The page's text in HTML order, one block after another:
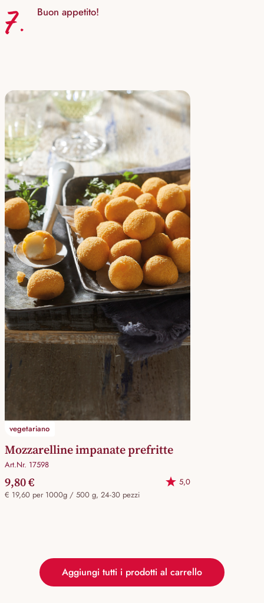
7.
Buon appetito!
vegetariano
Mozzarelline impanate prefritte
Art.Nr. 17598
9,80 €
5,0
€ 19,60 per 1000g / 500 g, 24-30 pezzi
Aggiungi tutti i prodotti al carrello